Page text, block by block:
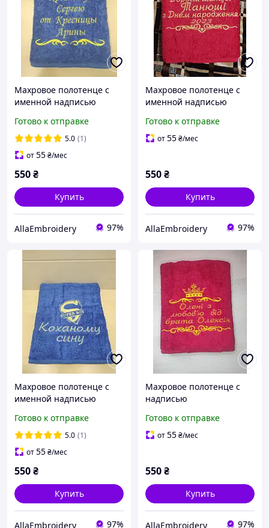
Махровое полотенце с
именной надписью
Готово к отправке
5.0 (1)
от55₴/мес
550₴
Купить
AllaEmbroidery 97%
Махровое полотенце с
именной надписью
Готово к отправке
от55₴/мес
550₴
Купить
AllaEmbroidery 97%
Махровое полотенце с
именной надписью
Готово к отправке
5.0 (1)
от55₴/мес
550₴
Купить
AllaEmbroidery 97%
Махровое полотенце с
надписью
Готово к отправке
от55₴/мес
550₴
Купить
AllaEmbroidery 97%